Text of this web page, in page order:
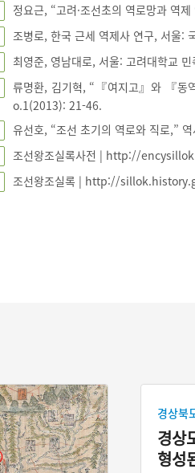
정요근, “고려·조선초의 역로망과 역
조병로, 한국 근세 역제사 연구, 서울:
최영준, 영남대로, 서울: 고려대학교
류명환, 김기혁, “『여지고』와 『동
o.1(2013): 21-46.
유선호, “조선 초기의 역로와 직로,”
조선왕조실록사전 | http://
조선왕조실록 | http://
경상북
경상
형성